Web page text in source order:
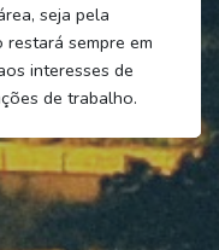
seja pela
sempre em
interesses de
de trabalho.